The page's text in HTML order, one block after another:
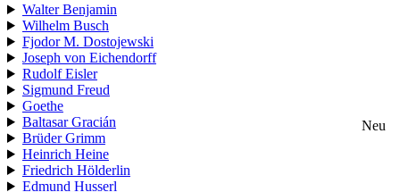
Walter Benjamin
Wilhelm Busch
Fjodor M. Dostojewski
Joseph von Eichendorff
Rudolf Eisler
Sigmund Freud
Goethe
Baltasar Gracián
Neu
Brüder Grimm
Heinrich Heine
Friedrich Hölderlin
Edmund Husserl